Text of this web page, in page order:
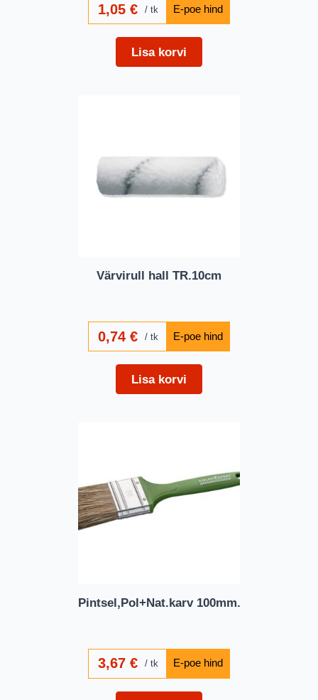
1,05€ tk
Lisa korvi
Värvirull hall TR.10cm
0,74€ tk
Lisa korvi
Pintsel,Pol+Nat.karv 100mm.
3,67€ tk